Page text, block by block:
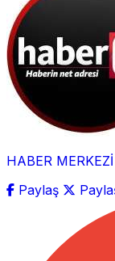
HABER MERKEZİ
Paylaş